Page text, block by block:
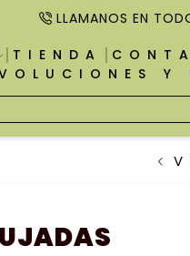
LLAMANOS EN
TIENDA
Y